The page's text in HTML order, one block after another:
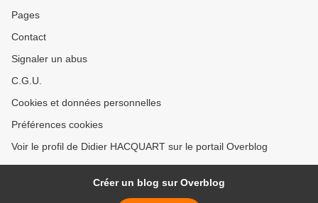
Pages
Contact
Signaler un abus
C.G.U.
Cookies et données personnelles
Préférences cookies
Voir le profil de Didier HACQUART sur le portail Overblog
Créer un blog sur Overblog